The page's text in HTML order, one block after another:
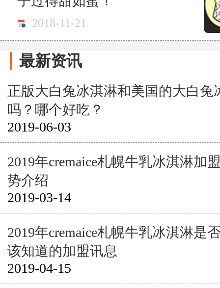
2018-11-21
最新资讯
正版大白兔冰淇淋和美国的大白兔
吗？哪个好吃？
2019-06-03
2019年cremaice札幌牛乳冰淇淋加
势介绍
2019-03-14
2019年cremaice札幌牛乳冰淇淋是
该知道的加盟讯息
2019-04-15